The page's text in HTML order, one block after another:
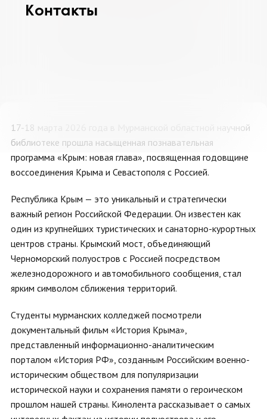
Контакты
17-18 марта 2026 года в Мурманской областной научной
библиотеке прошла насыщенная познавательная
программа «Крым: новая глава», посвященная годовщине
воссоединения Крыма и Севастополя с Россией.
Республика Крым — это уникальный и стратегически
важный регион Российской Федерации. Он известен как
один из крупнейших туристических и санаторно-курортных
центров страны. Крымский мост, объединяющий
Черноморский полуостров с Россией посредством
железнодорожного и автомобильного сообщения, стал
ярким символом сближения территорий.
Студенты мурманских колледжей посмотрели
документальный фильм «История Крыма»,
представленный информационно-аналитическим
порталом «История РФ», созданным Российским военно-
историческим обществом для популяризации
исторической науки и сохранения памяти о героическом
прошлом нашей страны. Кинолента рассказывает о самых